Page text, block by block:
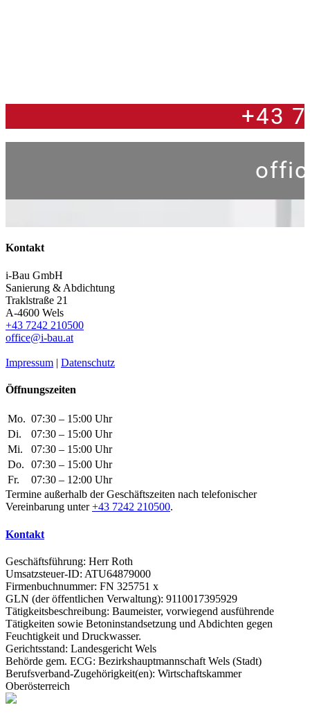
+43
Kontakt
i-Bau GmbH
Sanierung & Abdichtung
Traklstraße 21
A-4600 Wels
+43 7242 210500
office@i-bau.at
Impressum | Datenschutz
Öffnungszeiten
Mo. 07:30 – 15:00 Uhr
Di.
07:30 – 15:00 Uhr
Mi.
07:30 – 15:00 Uhr
Do.
07:30 – 15:00 Uhr
Fr.
07:30 – 12:00 Uhr
Termine außerhalb der Geschäftszeiten nach telefonischer
Vereinbarung unter+43 7242 210500.
Kontakt
Geschäftsführung: Herr Roth
Umsatzsteuer-ID: ATU64879000
Firmenbuchnummer: FN 325751 x
GLN (der öffentlichen Verwaltung): 9110017395929
Tätigkeitsbeschreibung: Baumeister, vorwiegend ausführende
Tätigkeiten sowie Betoninstandsetzung und Abdichten gegen
Feuchtigkeit und Druckwasser.
Gerichtsstand: Landesgericht Wels
Behörde gem. ECG: Bezirkshauptmannschaft Wels (Stadt)
Berufsverband-Zugehörigkeit(en): Wirtschaftskammer
Oberösterreich